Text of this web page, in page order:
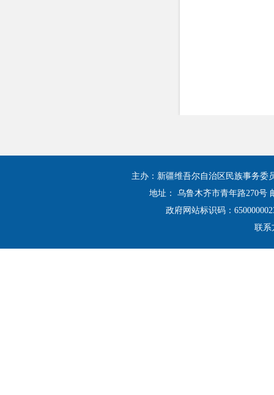
主办：新疆维吾尔自治区民族事务委
地址： 乌鲁木齐市青年路270号
政府网站标识码：
联系